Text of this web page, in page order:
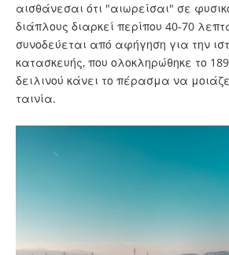
αισθάνεσαι ότι "αιωρείσαι" σε
διάπλους διαρκεί περίπου 40-70
συνοδεύεται από αφήγηση για την
κατασκευής, που ολοκληρώθηκε το
δειλινού κάνει το πέρασμα να
ταινία.